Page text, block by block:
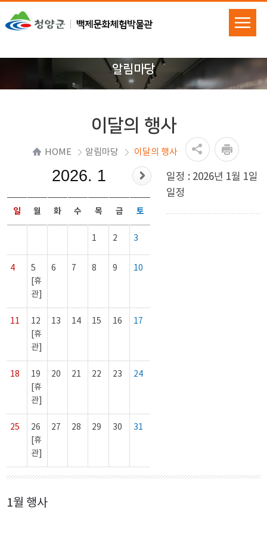
알림마당
이달의 행사
HOME 알림마당 이달의 행사
2026. 1
일 월 화 수 목 금 토
1 2 3
4
5
[휴
관]
6 7 8 9 10
11
12
[휴
관]
13 14 15 16 17
18
19
[휴
관]
20 21 22 23 24
25
26
[휴
관]
27 28 29 30 31
일정 : 2026년 1월 1일
일정
1월 행사